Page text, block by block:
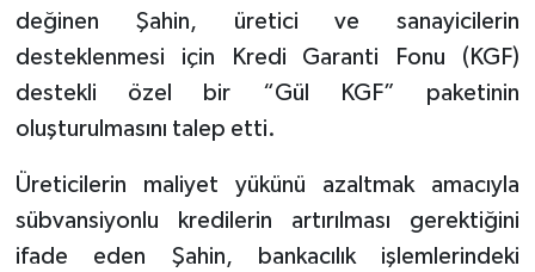
değinen Şahin, üretici ve sanayicilerin
desteklenmesi için Kredi Garanti Fonu (KGF)
destekli özel bir “Gül KGF” paketinin
oluşturulmasını talep etti.
Üreticilerin maliyet yükünü azaltmak amacıyla
sübvansiyonlu kredilerin artırılması gerektiğini
ifade eden Şahin, bankacılık işlemlerindeki